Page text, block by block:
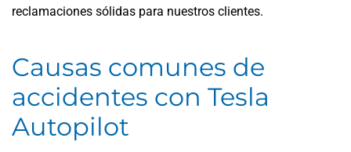
reclamaciones sólidas para nuestros clientes.
Causas comunes de
accidentes con Tesla
Autopilot